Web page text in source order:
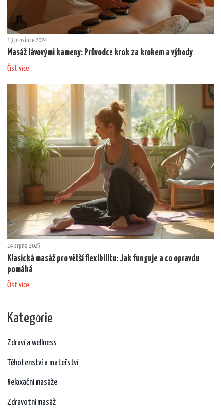
13 prosince 2024
Masáž lávovými kameny: Průvodce krok za krokem a výhody
Číst více
14 srpna 2025
Klasická masáž pro větší flexibilitu: Jak funguje a co opravdu
pomáhá
Číst více
Kategorie
Zdraví a wellness
Těhotenství a mateřství
Relaxační masáže
Zdravotní masáž